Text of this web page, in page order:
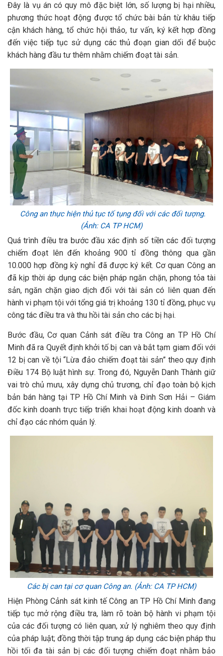
Đây là vụ án có quy mô đặc biệt lớn, số lượng bị hại nhiều,
phương thức hoạt động được tổ chức bài bản từ khâu tiếp
cận khách hàng, tổ chức hội thảo, tư vấn, ký kết hợp đồng
đến việc tiếp tục sử dụng các thủ đoạn gian dối để buộc
khách hàng đầu tư thêm nhằm chiếm đoạt tài sản.
Công an thực hiện thủ tục tố tụng đối với các đối tượng.
(Ảnh: CA TP HCM)
Quá trình điều tra bước đầu xác định số tiền các đối tượng
chiếm đoạt lên đến khoảng 900 tỉ đồng thông qua gần
10.000 hợp đồng kỳ nghỉ đã được ký kết. Cơ quan Công an
đã kịp thời áp dụng các biện pháp ngăn chặn, phong tỏa tài
sản, ngăn chặn giao dịch đối với tài sản có liên quan đến
hành vi phạm tội với tổng giá trị khoảng 130 tỉ đồng, phục vụ
công tác điều tra và thu hồi tài sản cho các bị hại.
Bước đầu, Cơ quan Cảnh sát điều tra Công an TP Hồ Chí
Minh đã ra Quyết định khởi tố bị can và bắt tạm giam đối với
12 bị can về tội “Lừa đảo chiếm đoạt tài sản” theo quy định
Điều 174 Bộ luật hình sự. Trong đó, Nguyễn Danh Thành giữ
vai trò chủ mưu, xây dựng chủ trương, chỉ đạo toàn bộ kịch
bản bán hàng tại TP Hồ Chí Minh và Đinh Sơn Hải – Giám
đốc kinh doanh trực tiếp triển khai hoạt động kinh doanh và
chỉ đạo các nhóm quản lý.
Các bị can tại cơ quan Công an. (Ảnh: CA TP HCM)
Hiện Phòng Cảnh sát kinh tế Công an TP Hồ Chí Minh đang
tiếp tục mở rộng điều tra, làm rõ toàn bộ hành vi phạm tội
của các đối tượng có liên quan, xử lý nghiêm theo quy định
của pháp luật; đồng thời tập trung áp dụng các biện pháp thu
hồi tối đa tài sản bị các đối tượng chiếm đoạt nhằm bảo